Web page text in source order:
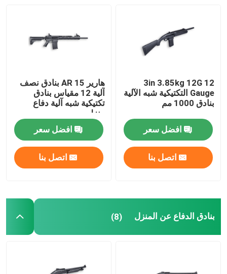
3in 3.85kg 12G 12
Gauge التكتيكية شبه الآلية
بنادق 1000 مم
افضل سعر
اتصل بنا
هارير AR 15 بنادق نصف
آلية 12 مقياس بنادق
تكتيكية شبه آلية دفاع
منزلي
افضل سعر
اتصل بنا
بنادق الدفاع عن المنزل (8)